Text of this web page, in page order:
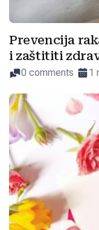
Prevencija
i zaštititi
0 comments 1